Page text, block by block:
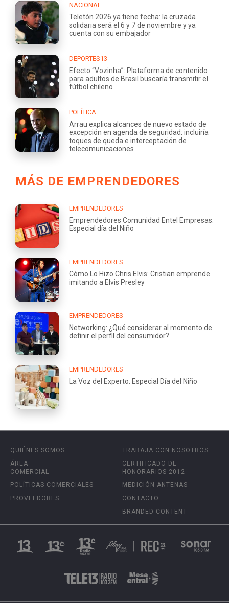
NACIONAL
Teletón 2026 ya tiene fecha: la cruzada
solidaria será el 6 y 7 de noviembre y ya
cuenta con su embajador
DEPORTES13
Efecto “Vozinha”: Plataforma de contenido
para adultos de Brasil buscaría transmitir el
fútbol chileno
POLÍTICA
Arrau explica alcances de nuevo estado de
excepción en agenda de seguridad: incluiría
toques de queda e interceptación de
telecomunicaciones
MÁS DE EMPRENDEDORES
EMPRENDEDORES
Emprendedores Comunidad Entel Empresas:
Especial día del Niño
EMPRENDEDORES
Cómo Lo Hizo Chris Elvis: Cristian emprende
imitando a Elvis Presley
EMPRENDEDORES
Networking: ¿Qué considerar al momento de
definir el perfil del consumidor?
EMPRENDEDORES
La Voz del Experto: Especial Día del Niño
QUIÉNES SOMOS
ÁREA
COMERCIAL
POLÍTICAS COMERCIALES
PROVEEDORES
TRABAJA CON NOSOTROS
CERTIFICADO DE
HONORARIOS 2012
MEDICIÓN ANTENAS
CONTACTO
BRANDED CONTENT